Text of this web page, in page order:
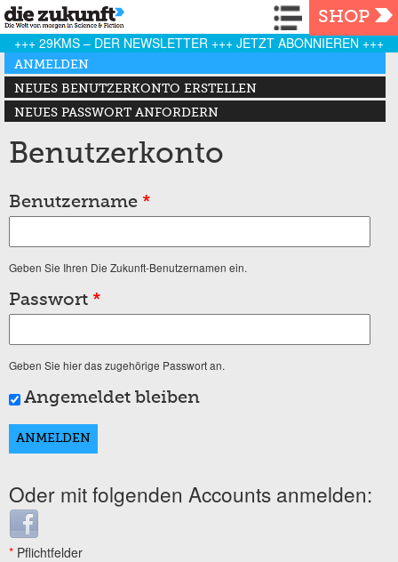
Navigation
SHOP
+++ 29KMS – DER NEWSLETTER +++ JETZT ABONNIEREN +++
Haupt-Reiter
ANMELDEN
(AKTIVER REITER)
NEUES BENUTZERKONTO ERSTELLEN
NEUES PASSWORT ANFORDERN
Benutzerkonto
Benutzername *
Geben Sie Ihren Die Zukunft-Benutzernamen ein.
Passwort *
Geben Sie hier das zugehörige Passwort an.
Angemeldet bleiben
Oder mit folgenden Accounts anmelden:
Login with Facebook
* Pflichtfelder